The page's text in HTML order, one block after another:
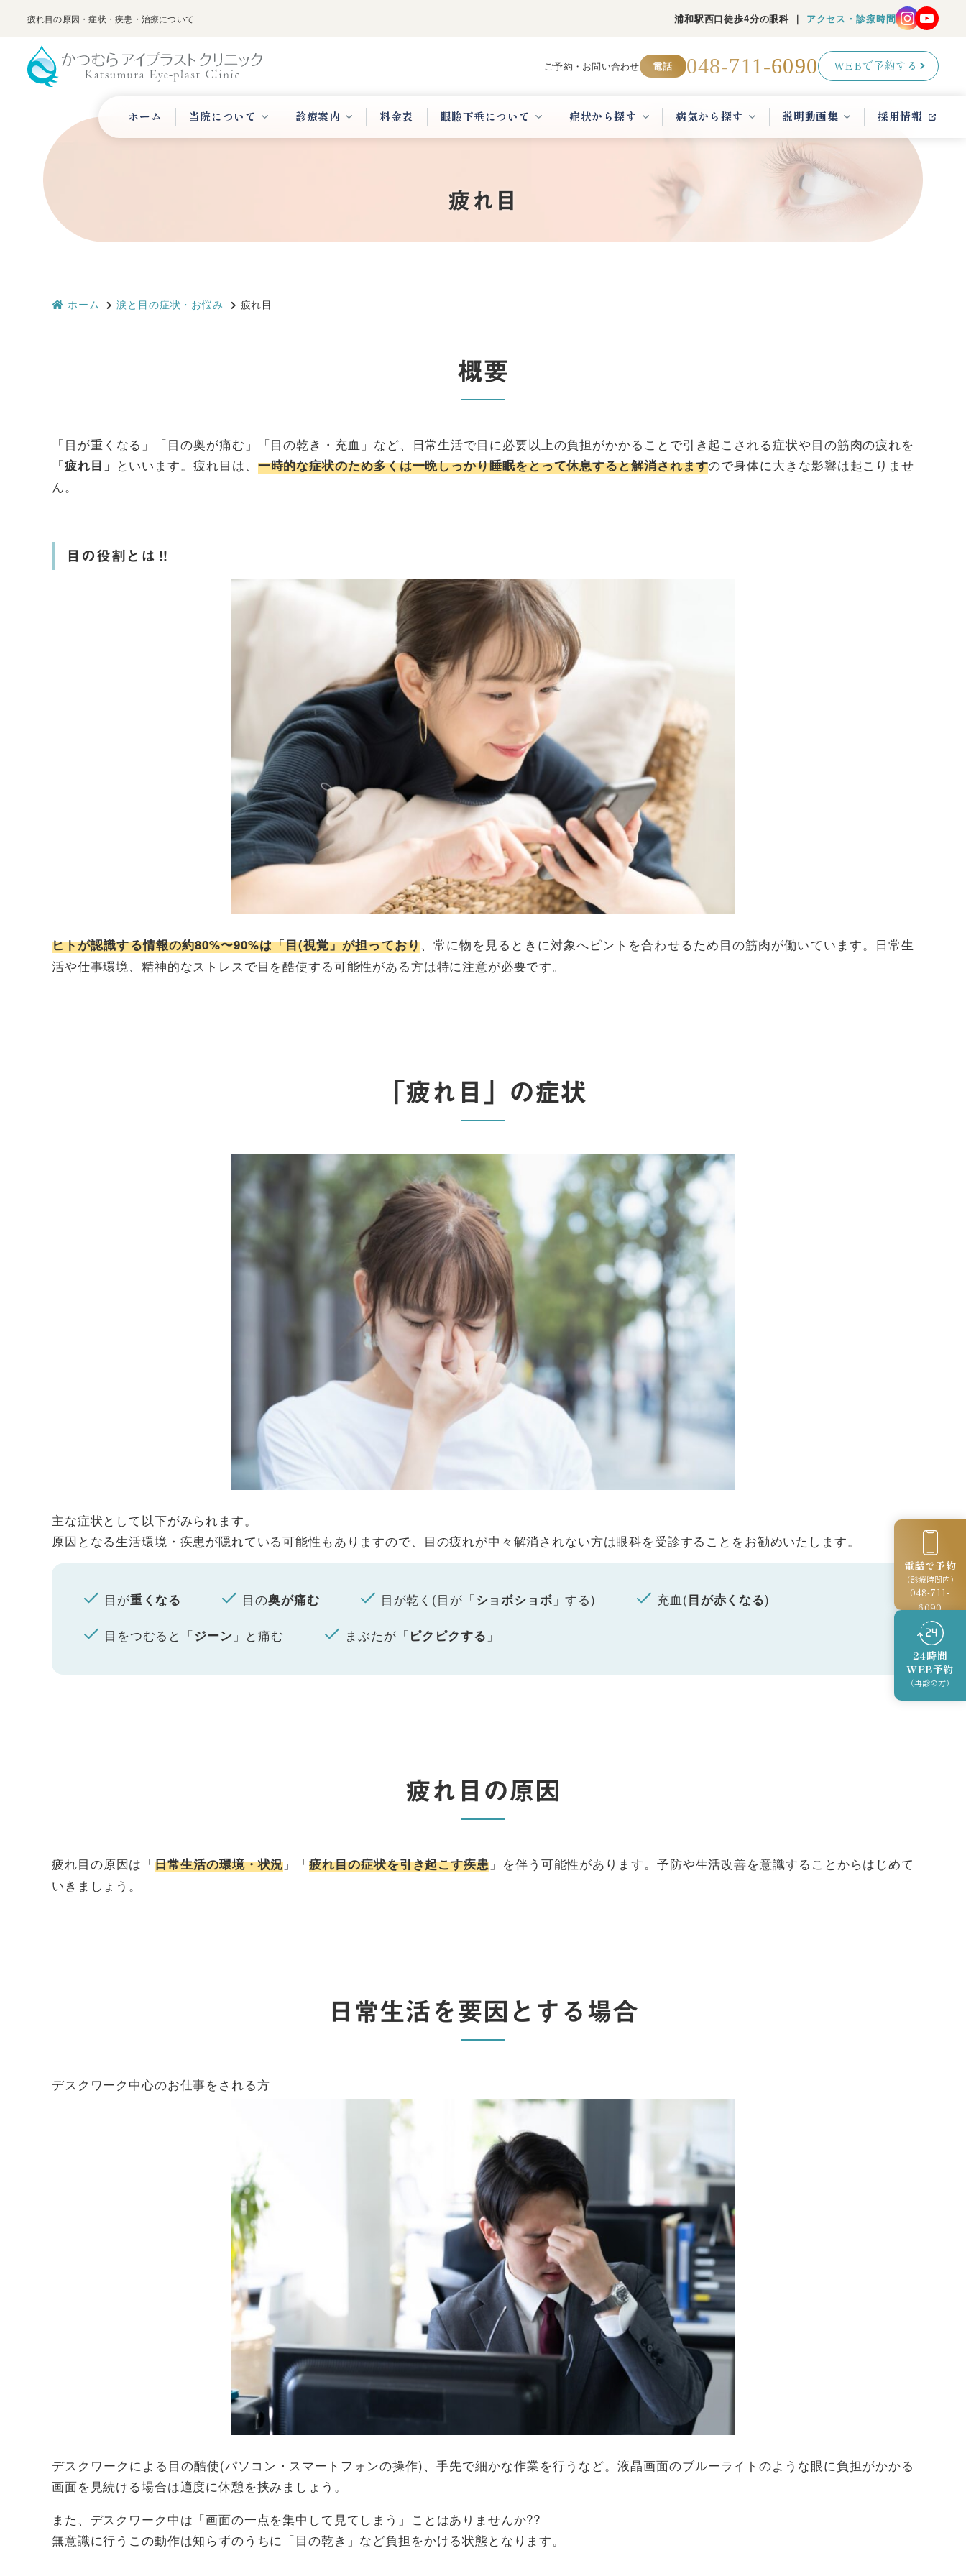
疲れ目の原因・症状・疾患・治療について 浦和駅西口徒歩4分の眼科 ｜ アクセス・診療時間
ご予約・お問い合わせ 電話 048-711-6090 WEBで予約する
ホーム 当院について 診療案内 料金表 眼瞼下垂について 症状から探す 病気から探す 説明動画集 採用情報
電話で予約
（診療時間内）
048-711-
6090
24時間
WEB予約
（再診の方）
疲れ目
ホーム 涙と目の症状・お悩み 疲れ目
概要
「目が重くなる」「目の奥が痛む」「目の乾き・充血」など、日常生活で目に必要以上の負担がかかることで引き起こされる症状や目の筋肉の疲れを
「疲れ目」 といいます。疲れ目は、 一時的な症状のため多くは一晩しっかり睡眠をとって休息すると解消されますので身体に大きな影響は起こりませ
ん。
目の役割とは‼︎
ヒトが認識する情報の約80%〜90%は「目(視覚」が担っており、常に物を見るときに対象へピントを合わせるため目の筋肉が働いています。日常生
活や仕事環境、精神的なストレスで目を酷使する可能性がある方は特に注意が必要です。
「疲れ目」の症状
主な症状として以下がみられます。
原因となる生活環境・疾患が隠れている可能性もありますので、目の疲れが中々解消されない方は眼科を受診することをお勧めいたします。
目が重くなる 目の奥が痛む 目が乾く(目が「ショボショボ 」する) 充血 (目が赤くなる)
目をつむると「ジーン 」と痛む まぶたが「ピクピクする 」
疲れ目の原因
疲れ目の原因は「日常生活の環境・状況 」「疲れ目の症状を引き起こす疾患 」を伴う可能性があります。予防や生活改善を意識することからはじめて
いきましょう。
日常生活を要因とする場合
デスクワーク中心のお仕事をされる方
デスクワークによる目の酷使(パソコン・スマートフォンの操作)、手先で細かな作業を行うなど。液晶画面のブルーライトのような眼に負担がかかる
画面を見続ける場合は適度に休憩を挟みましょう。
また、デスクワーク中は「画面の一点を集中して見てしまう」ことはありませんか??
無意識に行うこの動作は知らずのうちに「目の乾き」など負担をかける状態となります。